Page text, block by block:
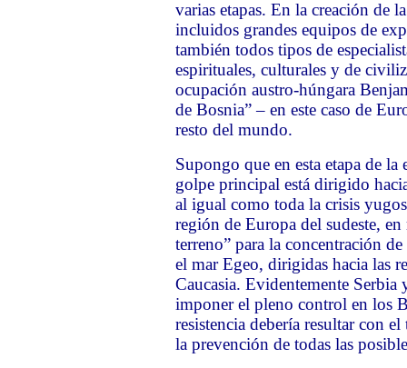
varias etapas. En la creación de
incluidos grandes equipos de
también todos tipos de
espirituales, culturales y de
ocupación austro-húngara
de Bosnia” – en este caso de
resto del mundo.
Supongo que en esta etapa de
golpe principal está dirigido
al igual como toda la crisis
región de Europa del sudeste,
terreno” para la concentración
el mar Egeo, dirigidas hacia las
Caucasia. Evidentemente
imponer el pleno control en los
resistencia debería resultar con
la prevención de todas las